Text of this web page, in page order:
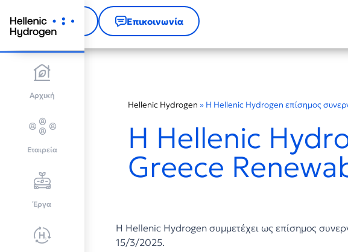
Αρχική
Εταιρεία
Έργα
Αρχική Επικοινωνία
Hellenic Hydrogen » H Hellenic Hydrogen επίσημος
H Hellenic
Greece
Η Hellenic Hydrogen συμμετέχει ως επίσημος
15/3/2025.